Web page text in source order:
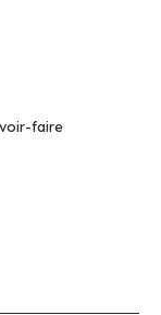
faire